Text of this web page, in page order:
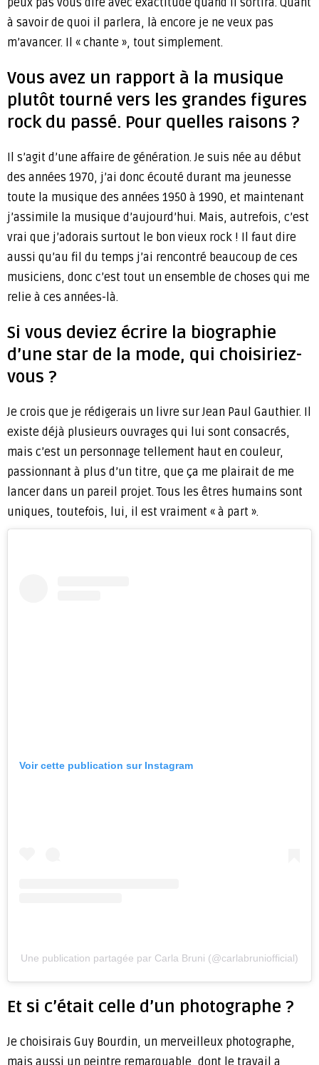
à savoir de quoi il parlera, là encore je ne veux pas
m’avancer. Il « chante », tout simplement.
Vous avez un rapport à la musique
plutôt tourné vers les grandes figures
rock du passé. Pour quelles raisons ?
Il s’agit d’une affaire de génération. Je suis née au début
des années 1970, j’ai donc écouté durant ma jeunesse
toute la musique des années 1950 à 1990, et maintenant
j’assimile la musique d’aujourd’hui. Mais, autrefois, c’est
vrai que j’adorais surtout le bon vieux rock ! Il faut dire
aussi qu’au fil du temps j’ai rencontré beaucoup de ces
musiciens, donc c’est tout un ensemble de choses qui me
relie à ces années-là.
Si vous deviez écrire la biographie
d’une star de la mode, qui choisiriez-
vous ?
Je crois que je rédigerais un livre sur Jean Paul Gauthier. Il
existe déjà plusieurs ouvrages qui lui sont consacrés,
mais c’est un personnage tellement haut en couleur,
passionnant à plus d’un titre, que ça me plairait de me
lancer dans un pareil projet. Tous les êtres humains sont
uniques, toutefois, lui, il est vraiment « à part ».
Voir cette publication sur Instagram
Une publication partagée par Carla Bruni (@carlabruniofficial)
Et si c’était celle d’un photographe ?
Je choisirais Guy Bourdin, un merveilleux photographe,
mais aussi un peintre remarquable, dont le travail a